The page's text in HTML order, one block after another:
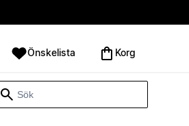
Önskelista Korg